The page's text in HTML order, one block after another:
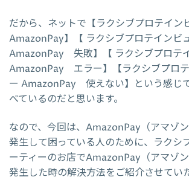
だから、ネットで【ラクシブプロテイン
AmazonPay】【 ラクシブプロテインビ
AmazonPay 失敗】【 ラクシブプロテ
AmazonPay エラー】【ラクシブプロテ
ー AmazonPay 使えない】という感じ
べているのだと思います。
なので、今回は、AmazonPay（アマゾ
発生して困っている人のために、ラクシ
ーティーのお店でAmazonPay（アマゾ
発生した時の解決方法をご紹介させてい